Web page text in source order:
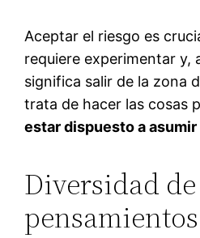
Aceptar el riesgo es
requiere experimentar y,
significa salir de la zona
trata de hacer las cosas
estar dispuesto a
Diversidad de
pensamientos